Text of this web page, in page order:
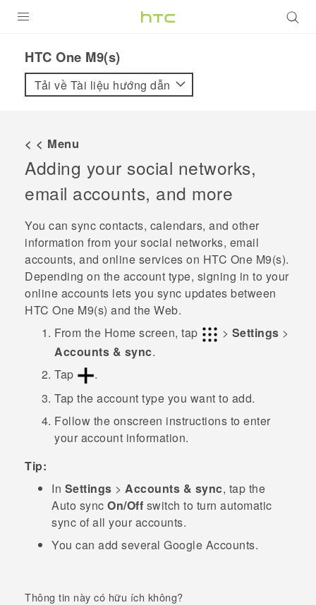
VIVE
VIVERSE
ỨNG DỤNG
HỖ TRỢ
HTC One M9(s)‎
Tải về Tài liệu hướng dẫn
< < Menu
Adding your social networks,
email accounts, and more
You can sync contacts, calendars, and other
information from your social networks, email
accounts, and online services on HTC One M9‍(‍s‍).
Depending on the account type, signing in to your
online accounts lets you sync updates between
HTC One M9‍(‍s‍) and the Web.
From the Home screen, tap > Settings >
Accounts & sync.
Tap
.
Tap the account type you want to add.
Follow the onscreen instructions to enter
your account information.
Tip:
In Settings > Accounts & sync, tap the
Auto sync On/Off switch to turn automatic
sync of all your accounts.
You can add several Google Accounts.
Thông tin này có hữu ích không?